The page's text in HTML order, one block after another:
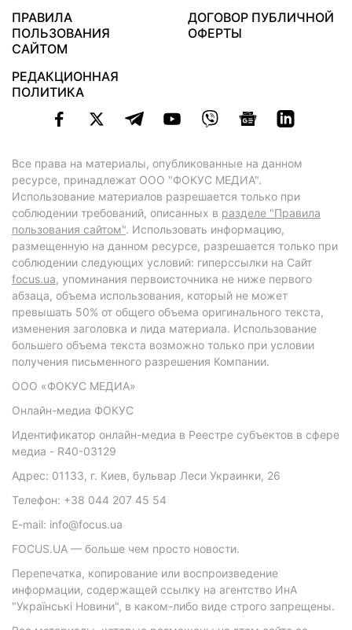
ПРАВИЛА
ПОЛЬЗОВАНИЯ
САЙТОМ
ДОГОВОР ПУБЛИЧНОЙ
ОФЕРТЫ
РЕДАКЦИОННАЯ
ПОЛИТИКА
Все права на материалы, опубликованные на данном
ресурсе, принадлежат ООО "ФОКУС МЕДИА".
Использование материалов разрешается только при
соблюдении требований, описанных в разделе "Правила
пользования сайтом". Использовать информацию,
размещенную на данном ресурсе, разрешается только при
соблюдении следующих условий: гиперссылки на Сайт
focus.ua, упоминания первоисточника не ниже первого
абзаца, объема использования, который не может
превышать 50% от общего объема оригинального текста,
изменения заголовка и лида материала. Использование
большего объема текста возможно только при условии
получения письменного разрешения Компании.
ООО «ФОКУС МЕДИА»
Онлайн-медиа ФОКУС
Идентификатор онлайн-медиа в Реестре субъектов в сфере
медиа - R40-03129
Адрес: 01133, г. Киев, бульвар Леси Украинки, 26
Телефон: +38 044 207 45 54
E-mail: info@focus.ua
FOCUS.UA — больше чем просто новости.
Перепечатка, копирование или воспроизведение
информации, содержащей ссылку на агентство ИнА
"Українські Новини", в каком-либо виде строго запрещены.